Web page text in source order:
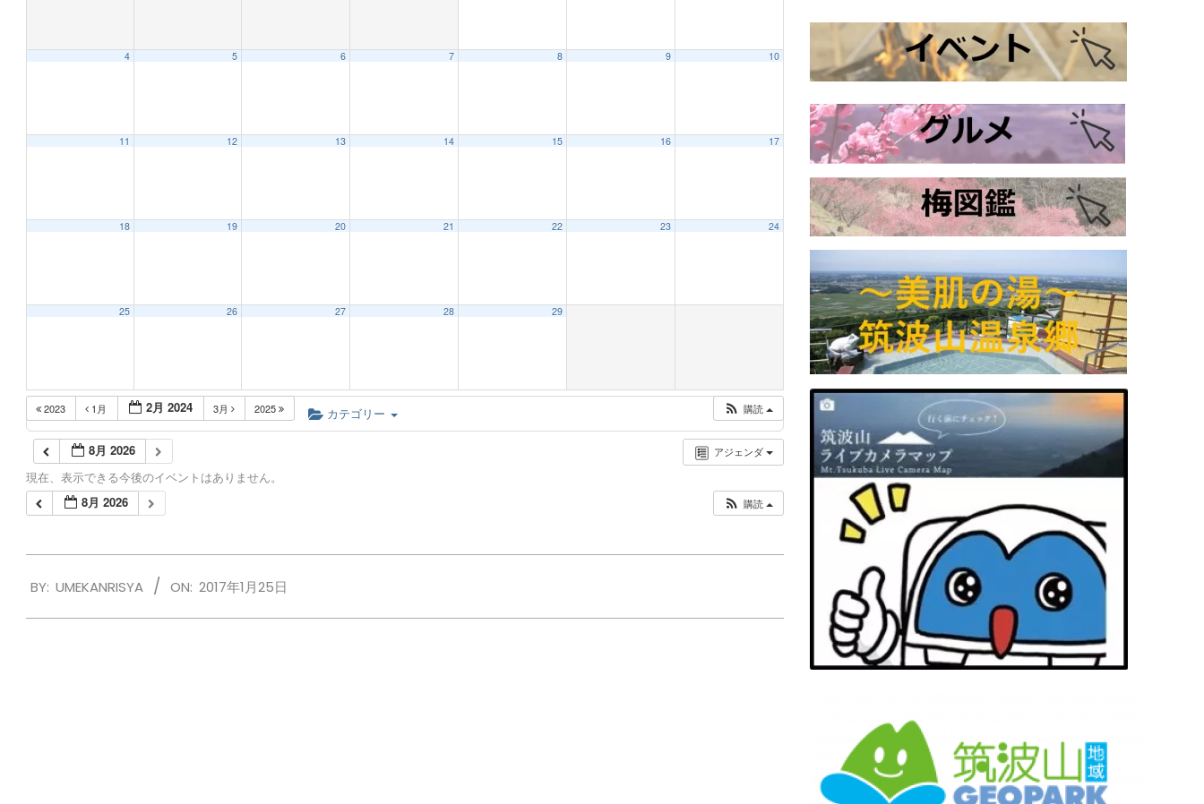
4 5 6 7 8 9 10
11 12 13 14 15 16 17
18 19 20 21 22 23 24
25 26 27 28 29
2023 1月 2月 2024 3月 2025 購読
カテゴリー
アジェンダ
8月 2026
現在、表示できる今後のイベントはありません。
8月 2026
購読
01-
BY: UMEKANRISYA ON: 2017年1月25日